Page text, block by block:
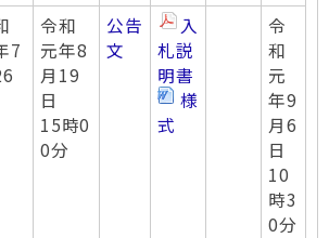
7
令和
元年8
月19
日
15時0
0分
公告
文
入
札説
明書
様
式
令
和
元
年9
月6
日
10
時3
0分